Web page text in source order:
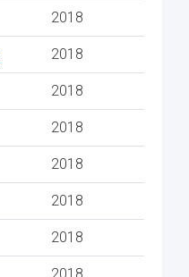
2018
2018
2018
2018
2018
2018
2018